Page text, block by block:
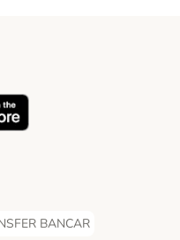
Method
Method
MethodBANCAR
BANCAR Payment